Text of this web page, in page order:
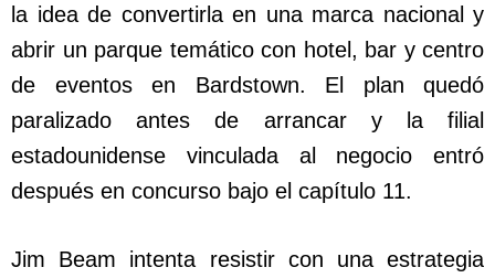
la idea de convertirla en una marca nacional y
abrir un parque temático con hotel, bar y centro
de eventos en Bardstown. El plan quedó
paralizado antes de arrancar y la filial
estadounidense vinculada al negocio entró
después en concurso bajo el capítulo 11.
Jim Beam intenta resistir con una estrategia